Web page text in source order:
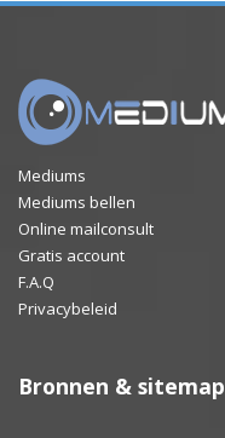
Mediums
Mediums bellen
Online mailconsult
Gratis account
F.A.Q
Privacybeleid
Bronnen & sitemap